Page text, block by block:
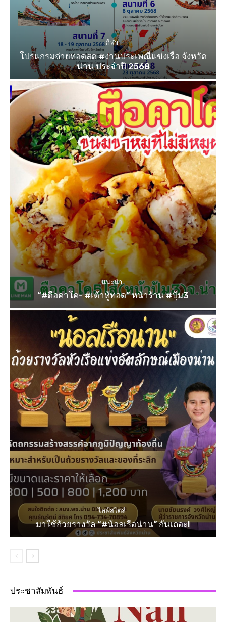
กีฬา
โปรแกรมถ่ายทอดสด #งานประเพณีแข่งเรือ จังหวัด
น่าน ประจำปี 2568
แนะนำ
“#ตือคาโค- #เต้าหู้ทอด” หน้าร้าน #ปุ้ม3
ไลฟ์สไตล์
มาใช้ถ้วยรางวัล “#น้อลเรือน่าน” กันเถอะ!
ประชาสัมพันธ์